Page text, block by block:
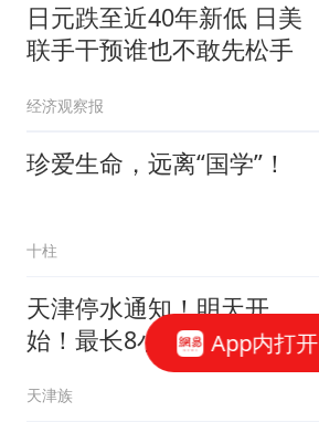
日元跌至近40年新低 日美
联手干预谁也不敢先松手
经济观察报
珍爱生命，远离“国学”！
十柱
天津停水通知！明天开
始！最长8小时！这些小
区、单位将受影响...
天津族
App内打开